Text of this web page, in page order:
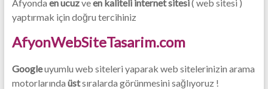
Web
Site
Tasarım
Firması
Afyonda en ucuzveen kaliteli internet sitesi( web sitesi )
yaptırmak için doğru tercihiniz
AfyonWebSiteTasarim.com
Googleuyumlu web siteleri yaparak web sitelerinizin arama
motorlarında üstsıralarda görünmesini sağlıyoruz !